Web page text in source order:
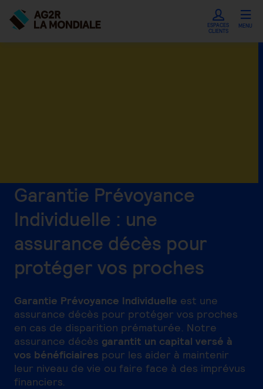
ESPACES
CLIENTS
MENU
Garantie Prévoyance
Individuelle : une
assurance décès pour
protéger vos proches
Garantie Prévoyance Individuelle est une
assurance décès pour protéger vos proches
en cas de disparition prématurée. Notre
assurance décès garantit un capital versé à
vos bénéficiaires pour les aider à maintenir
leur niveau de vie ou faire face à des imprévus
financiers.